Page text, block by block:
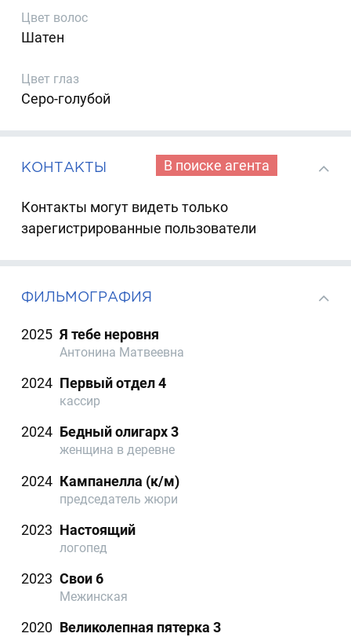
Цвет волос
Шатен
Цвет глаз
Серо-голубой
КОНТАКТЫ В поиске агента
Контакты могут видеть только
зарегистрированные пользователи
ФИЛЬМОГРАФИЯ
2025 Я тебе неровня
Антонина Матвеевна
2024 Первый отдел 4
кассир
2024 Бедный олигарх 3
женщина в деревне
2024 Кампанелла (к/м)
председатель жюри
2023 Настоящий
логопед
2023 Свои 6
Межинская
2020 Великолепная пятерка 3